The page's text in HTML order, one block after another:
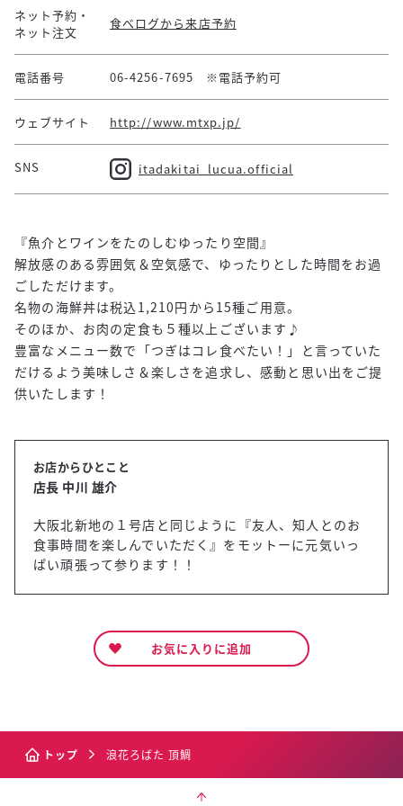
ネット予約・
ネット注文
食べログから来店予約
電話番号 06-4256-7695 ※電話予約可
ウェブサイト http://www.mtxp.jp/
SNS itadakitai_lucua.official
『魚介とワインをたのしむゆったり空間』
解放感のある雰囲気＆空気感で、ゆったりとした時間をお過
ごしただけます。
名物の海鮮丼は税込1,210円から15種ご用意。
そのほか、お肉の定食も５種以上ございます♪
豊富なメニュー数で「つぎはコレ食べたい！」と言っていた
だけるよう美味しさ＆楽しさを追求し、感動と思い出をご提
供いたします！
お店からひとこと
店長 中川 雄介
大阪北新地の１号店と同じように『友人、知人とのお
食事時間を楽しんでいただく』をモットーに元気いっ
ぱい頑張って参ります！！
お気に入りに追加
トップ 浪花ろばた 頂鯛